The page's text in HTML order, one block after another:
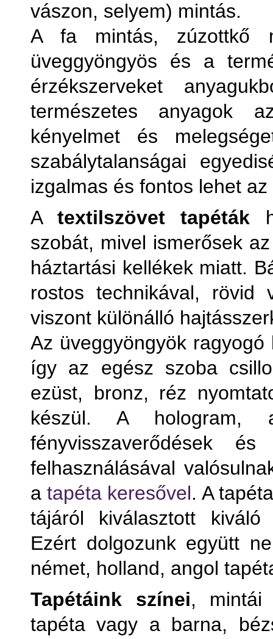
vászon, selyem) mintás.
A fa mintás, zúzottkő
üveggyöngyös és a
érzékszerveket
természetes anyagok
kényelmet és
szabálytalanságai
izgalmas és fontos lehet
Atextilszövet tapéták
szobát, mivel ismerősek
háztartási kellékek miatt.
rostos technikával, rövid
viszont különálló
Az üveggyöngyök
így az egész szoba
ezüst, bronz, réz
készül. A hologram,
fényvisszaverődések
felhasználásával
atapéta keresővel. A
tájáról kiválasztott kiváló
Ezért dolgozunk együtt
német, holland, angol
Tapétáink színei, mintái
tapéta vagy a barna,